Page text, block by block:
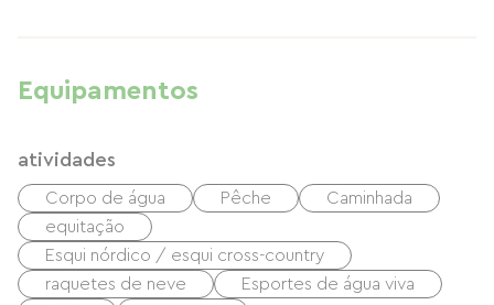
envolvimento comunitário (WWOOFing,
voluntariado, etc.) para todos os amantes da
momentos mágicos conosco.
Equipamentos
atividades
Corpo de água Pêche
Caminhada
equitação
Esqui nórdico / esqui cross-country
raquetes de neve
Esportes de água viva